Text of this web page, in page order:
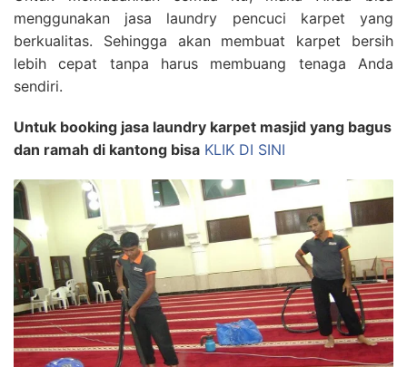
menggunakan jasa laundry pencuci karpet yang
berkualitas. Sehingga akan membuat karpet bersih
lebih cepat tanpa harus membuang tenaga Anda
sendiri.
Untuk booking jasa laundry karpet masjid yang bagus
dan ramah di kantong bisa KLIK DI SINI